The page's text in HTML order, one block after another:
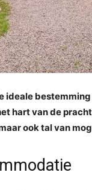
ideale
hart van de
ook tal van